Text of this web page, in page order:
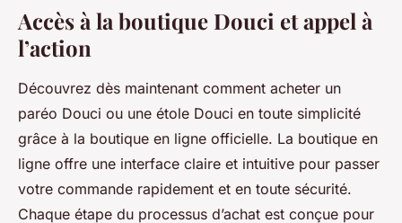
Accès à la boutique Douci et appel à
l’action
Découvrez dès maintenant comment acheter un
paréo Douci ou une étole Douci en toute simplicité
grâce à la boutique en ligne officielle. La boutique en
ligne offre une interface claire et intuitive pour passer
votre commande rapidement et en toute sécurité.
Chaque étape du processus d’achat est conçue pour